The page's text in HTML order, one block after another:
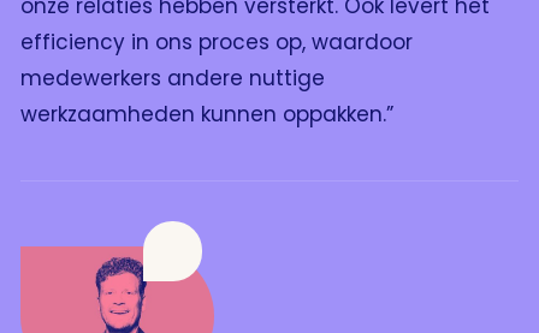
onze relaties hebben versterkt. Ook levert het
efficiency in ons proces op, waardoor
medewerkers andere nuttige
werkzaamheden kunnen oppakken.”